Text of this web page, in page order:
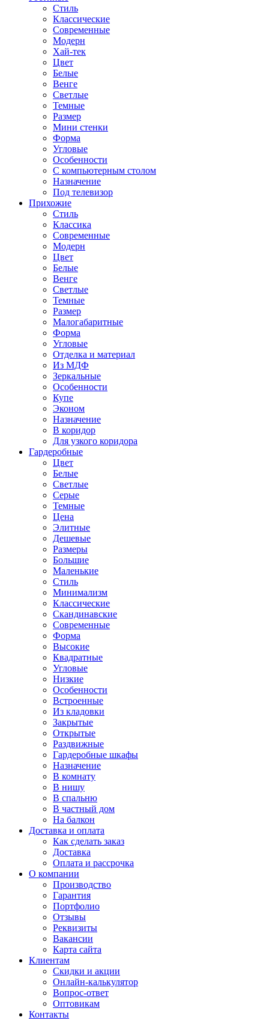
Стиль
Классические
Современные
Модерн
Хай-тек
Цвет
Белые
Венге
Светлые
Темные
Размер
Мини стенки
Форма
Угловые
Особенности
С компьютерным столом
Назначение
Под телевизор
Прихожие
Стиль
Классика
Современные
Модерн
Цвет
Белые
Венге
Светлые
Темные
Размер
Малогабаритные
Форма
Угловые
Отделка и материал
Из МДФ
Зеркальные
Особенности
Купе
Эконом
Назначение
В коридор
Для узкого коридора
Гардеробные
Цвет
Белые
Светлые
Серые
Темные
Цена
Элитные
Дешевые
Размеры
Большие
Маленькие
Стиль
Минимализм
Классические
Скандинавские
Современные
Форма
Высокие
Квадратные
Угловые
Низкие
Особенности
Встроенные
Из кладовки
Закрытые
Открытые
Раздвижные
Гардеробные шкафы
Назначение
В комнату
В нишу
В спальню
В частный дом
На балкон
Доставка и оплата
Как сделать заказ
Доставка
Оплата и рассрочка
О компании
Производство
Гарантия
Портфолио
Отзывы
Реквизиты
Вакансии
Карта сайта
Клиентам
Скидки и акции
Онлайн-калькулятор
Вопрос-ответ
Оптовикам
Контакты